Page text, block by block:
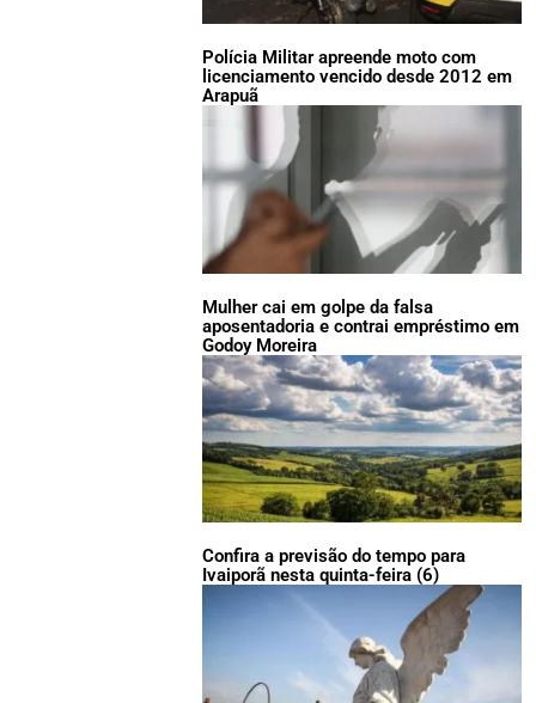
Polícia Militar apreende moto com
licenciamento vencido desde 2012 em
Arapuã
Mulher cai em golpe da falsa
aposentadoria e contrai empréstimo em
Godoy Moreira
Confira a previsão do tempo para
Ivaiporã nesta quinta-feira (6)